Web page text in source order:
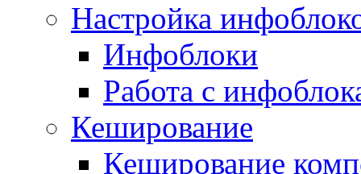
Настройка
Инфоблоки
Работа с
Кеширование
Кеширование